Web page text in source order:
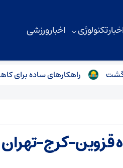
تکنولوژی اخبار ورزشی
راهکارهای ساده برای کاهش
قزوین-کرج-